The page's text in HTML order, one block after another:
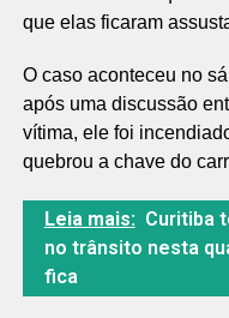
que elas ficaram
O caso aconteceu no
após uma discussão
vítima, ele foi
quebrou a chave do
Leia mais: Curitiba
no trânsito nesta
fica